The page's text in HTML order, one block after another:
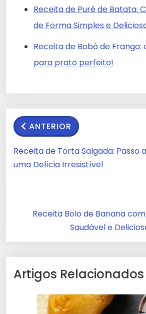
Receita de Purê de Batata:
de Forma Simples e
Receita de Bobó de Frango:
para prato perfeito!
ANTERIOR
Receita de Torta Salgada: Passo
uma Delícia Irresistível
Receita Bolo de Banana
Saudável e
Artigos Relacionados